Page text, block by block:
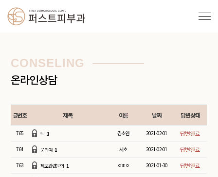
CONSELING
온라인상담
글번호 제목 이름 날짜 답변상태
765 턱 1 김소연 2021-02-01
764 문의여 1 서호 2021-02-01
763 제모관련문의 1 ㅇㅎㅇ 2021-01-30